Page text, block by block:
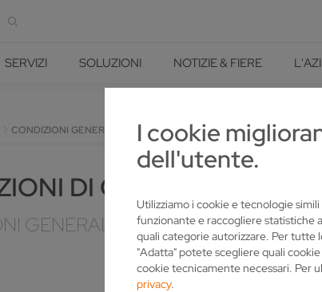
I cookie
dell'utente.
Utilizziamo i cookie e tecnologie
funzionante e raccogliere statistiche
quali categorie autorizzare. Per tutte
"Adatta" potete scegliere quali
cookie tecnicamente necessari. Per
privacy.
SERVIZI SOLUZIONI NOTIZIE & FIERE
CONDIZIONI GENERALI DI CONTRATTO
DI CONSEGNA E
GENERALI DI CONTRATTO DI